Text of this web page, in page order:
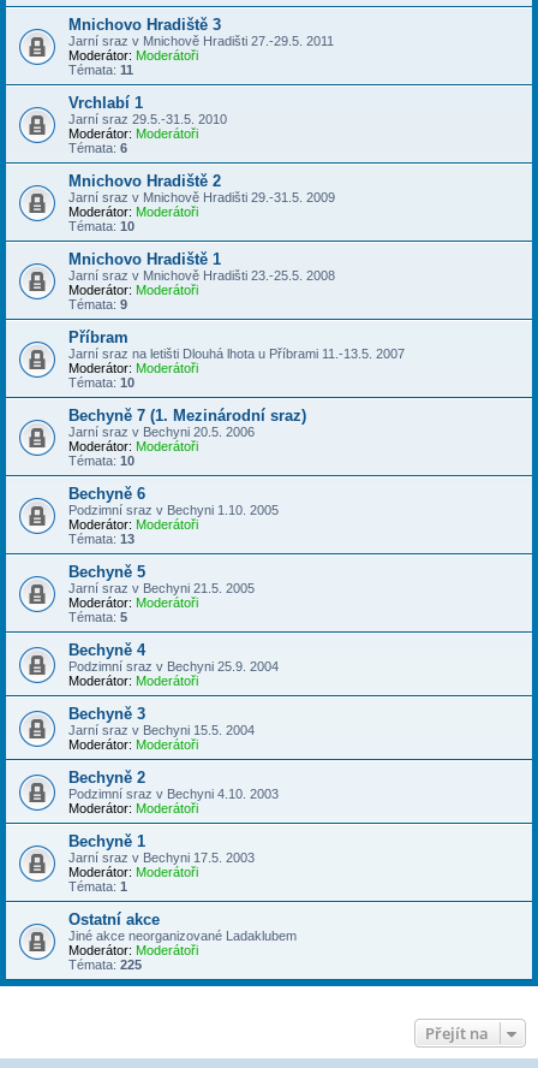
Mnichovo Hradiště 3
Jarní sraz v Mnichově Hradišti 27.-29.5. 2011
Moderátor: Moderátoři
Témata: 11
Vrchlabí 1
Jarní sraz 29.5.-31.5. 2010
Moderátor: Moderátoři
Témata: 6
Mnichovo Hradiště 2
Jarní sraz v Mnichově Hradišti 29.-31.5. 2009
Moderátor: Moderátoři
Témata: 10
Mnichovo Hradiště 1
Jarní sraz v Mnichově Hradišti 23.-25.5. 2008
Moderátor: Moderátoři
Témata: 9
Příbram
Jarní sraz na letišti Dlouhá lhota u Příbrami 11.-13.5. 2007
Moderátor: Moderátoři
Témata: 10
Bechyně 7 (1. Mezinárodní sraz)
Jarní sraz v Bechyni 20.5. 2006
Moderátor: Moderátoři
Témata: 10
Bechyně 6
Podzimní sraz v Bechyni 1.10. 2005
Moderátor: Moderátoři
Témata: 13
Bechyně 5
Jarní sraz v Bechyni 21.5. 2005
Moderátor: Moderátoři
Témata: 5
Bechyně 4
Podzimní sraz v Bechyni 25.9. 2004
Moderátor: Moderátoři
Bechyně 3
Jarní sraz v Bechyni 15.5. 2004
Moderátor: Moderátoři
Bechyně 2
Podzimní sraz v Bechyni 4.10. 2003
Moderátor: Moderátoři
Bechyně 1
Jarní sraz v Bechyni 17.5. 2003
Moderátor: Moderátoři
Témata: 1
Ostatní akce
Jiné akce neorganizované Ladaklubem
Moderátor: Moderátoři
Témata: 225
Přejít na